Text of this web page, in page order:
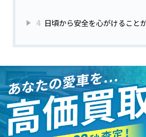
4 日頃から安全を心がけること